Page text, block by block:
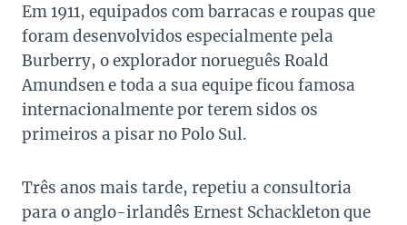
Em 1911, equipados com barracas e roupas que
foram desenvolvidos especialmente pela
Burberry, o explorador norueguês Roald
Amundsen e toda a sua equipe ficou famosa
internacionalmente por terem sidos os
primeiros a pisar no Polo Sul.
Três anos mais tarde, repetiu a consultoria
para o anglo-irlandês Ernest Schackleton que